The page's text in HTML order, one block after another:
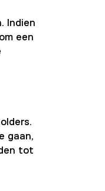
Indien
een
.
gaan,
tot